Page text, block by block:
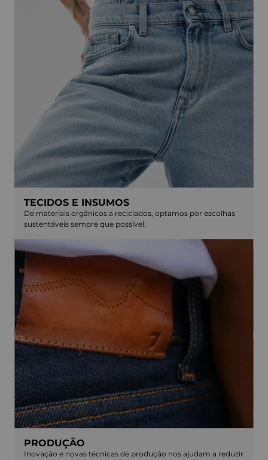
TECIDOS E INSUMOS
De materiais orgânicos a reciclados, optamos por escolhas
sustentáveis sempre que possível.
PRODUÇÃO
Inovação e novas técnicas de produção nos ajudam a reduzir